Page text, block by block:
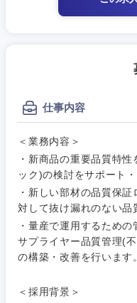
仕事内容
＜業務内容＞
・新商品の重要品質特
ック)の検討をサポート
・新しい部材の品質保
対して抜け漏れのない品
・量産で運用するため
サプライヤー品質管理(
の構築・改善を行います。
＜採用背景＞
ご希望条件